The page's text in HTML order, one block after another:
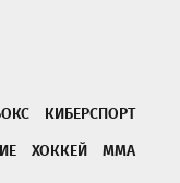
КИБЕРСПОРТ
ХОККЕЙ
ММА